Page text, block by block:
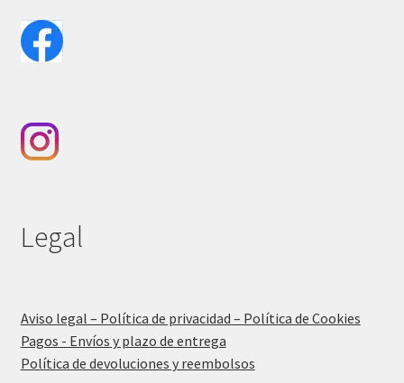
Legal
Aviso legal – Política de privacidad – Política de Cookies
Pagos - Envíos y plazo de entrega
Política de devoluciones y reembolsos